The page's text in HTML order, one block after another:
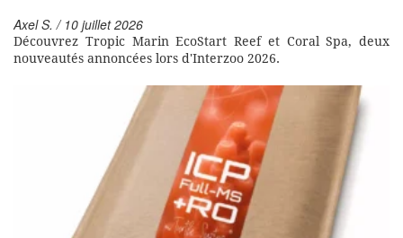
Axel S. / 10 juillet 2026
Découvrez Tropic Marin EcoStart Reef et Coral Spa, deux
nouveautés annoncées lors d'Interzoo 2026.